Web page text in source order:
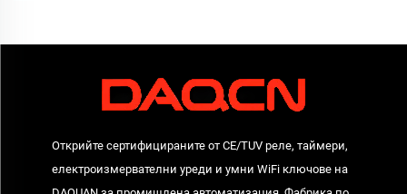
Открийте сертифицираните от CE/TUV реле, таймери,
електроизмервателни уреди и умни WiFi ключове на